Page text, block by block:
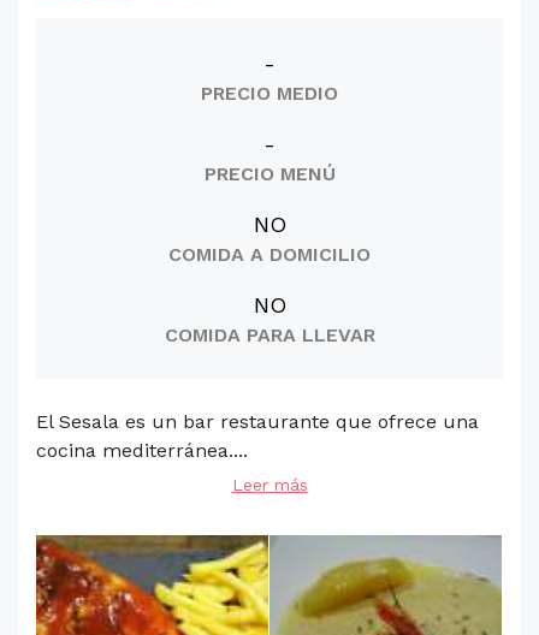
-
PRECIO MEDIO
-
PRECIO MENÚ
NO
COMIDA A DOMICILIO
NO
COMIDA PARA LLEVAR
El Sesala es un bar restaurante que ofrece una
cocina mediterránea....
Leer más